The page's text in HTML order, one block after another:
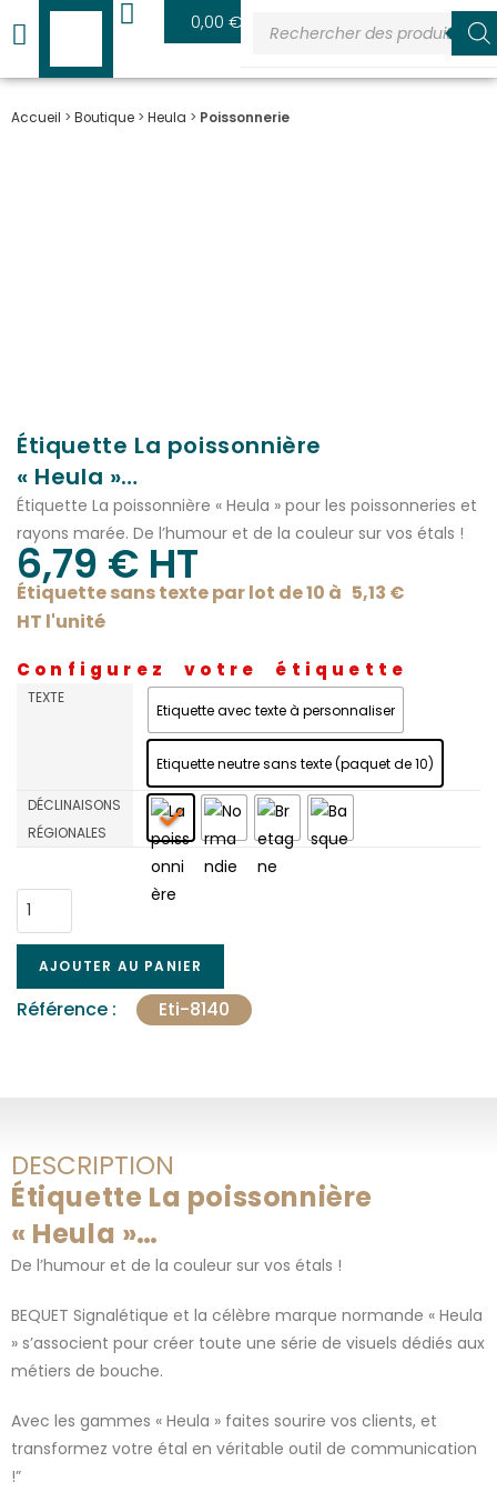
0,00€
Accueil > Boutique > Heula > Poissonnerie
Étiquette La poissonnière
« Heula »…
Étiquette La poissonnière « Heula » pour les poissonneries et
rayons marée. De l’humour et de la couleur sur vos étals !
6,79 € HT
Étiquette sans texte par lot de 10 à 5,13 €
HT l'unité
Configurez votre étiquette
TEXTE
Etiquette avec texte à personnaliser
Etiquette neutre sans texte (paquet de 10)
DÉCLINAISONS
RÉGIONALES
AJOUTER AU PANIER
Référence : Eti-8140
DESCRIPTION
Étiquette La poissonnière
« Heula »…
De l’humour et de la couleur sur vos étals !
BEQUET Signalétique et la célèbre marque normande « Heula
» s’associent pour créer toute une série de visuels dédiés aux
métiers de bouche.
Avec les gammes « Heula » faites sourire vos clients, et
transformez votre étal en véritable outil de communication
!”